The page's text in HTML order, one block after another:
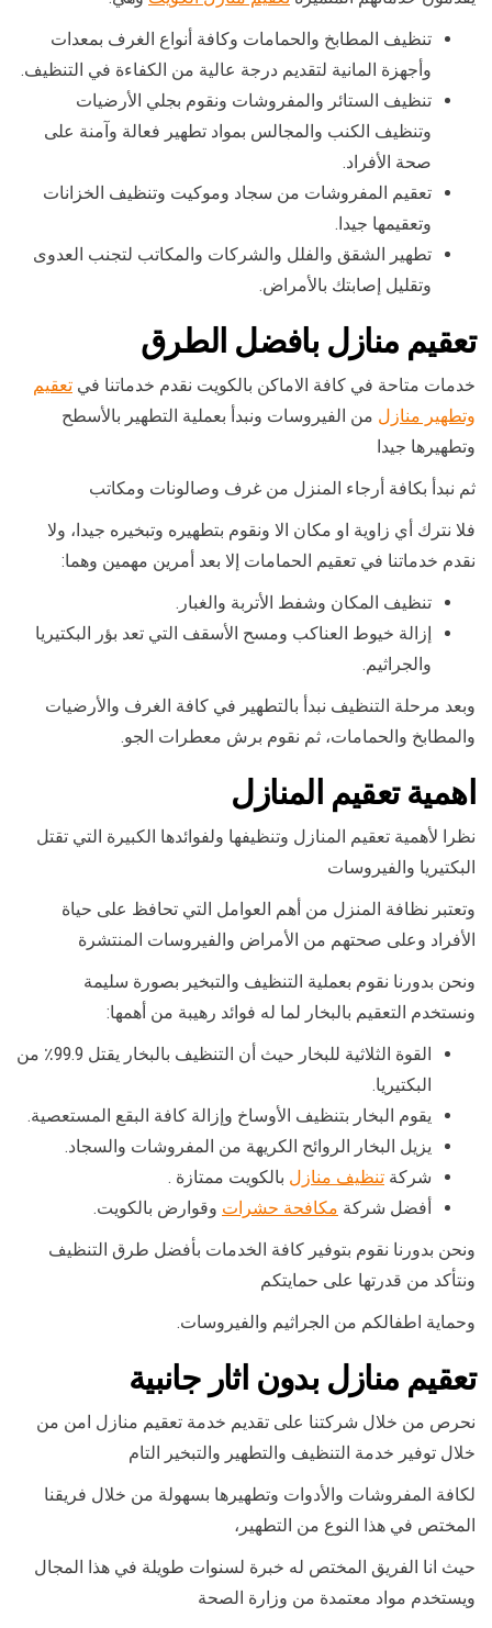
تنظيف المطابخ والحمامات وكافة أنواع الغرف بمعدات
وأجهزة المانية لتقديم درجة عالية من الكفاءة في التنظيف.
تنظيف الستائر والمفروشات ونقوم بجلي الأرضيات
وتنظيف الكنب والمجالس بمواد تطهير فعالة وآمنة على
صحة الأفراد.
تعقيم المفروشات من سجاد وموكيت وتنظيف الخزانات
وتعقيمها جيدا.
تطهير الشقق والفلل والشركات والمكاتب لتجنب العدوى
وتقليل إصابتك بالأمراض.
تعقيم منازل بافضل الطرق
خدمات متاحة في كافة الاماكن بالكويت نقدم خدماتنا في تعقيم
وتطهير منازل من الفيروسات ونبدأ بعملية التطهير بالأسطح
وتطهيرها جيدا
ثم نبدأ بكافة أرجاء المنزل من غرف وصالونات ومكاتب
فلا نترك أي زاوية او مكان الا ونقوم بتطهيره وتبخيره جيدا، ولا
نقدم خدماتنا في تعقيم الحمامات إلا بعد أمرين مهمين وهما:
تنظيف المكان وشفط الأتربة والغبار.
إزالة خيوط العناكب ومسح الأسقف التي تعد بؤر البكتيريا
والجراثيم.
وبعد مرحلة التنظيف نبدأ بالتطهير في كافة الغرف والأرضيات
والمطابخ والحمامات، ثم نقوم برش معطرات الجو.
اهمية تعقيم المنازل
نظرا لأهمية تعقيم المنازل وتنظيفها ولفوائدها الكبيرة التي تقتل
البكتيريا والفيروسات
وتعتبر نظافة المنزل من أهم العوامل التي تحافظ على حياة
الأفراد وعلى صحتهم من الأمراض والفيروسات المنتشرة
ونحن بدورنا نقوم بعملية التنظيف والتبخير بصورة سليمة
ونستخدم التعقيم بالبخار لما له فوائد رهيبة من أهمها:
القوة الثلاثية للبخار حيث أن التنظيف بالبخار يقتل 99.9٪ من
البكتيريا.
يقوم البخار بتنظيف الأوساخ وإزالة كافة البقع المستعصية.
يزيل البخار الروائح الكريهة من المفروشات والسجاد.
شركة تنظيف منازل بالكويت ممتازة .
أفضل شركة مكافحة حشرات وقوارض بالكويت.
ونحن بدورنا نقوم بتوفير كافة الخدمات بأفضل طرق التنظيف
ونتأكد من قدرتها على حمايتكم
وحماية اطفالكم من الجراثيم والفيروسات.
تعقيم منازل بدون اثار جانبية
نحرص من خلال شركتنا على تقديم خدمة تعقيم منازل امن من
خلال توفير خدمة التنظيف والتطهير والتبخير التام
لكافة المفروشات والأدوات وتطهيرها بسهولة من خلال فريقنا
المختص في هذا النوع من التطهير،
حيث انا الفريق المختص له خبرة لسنوات طويلة في هذا المجال
ويستخدم مواد معتمدة من وزارة الصحة